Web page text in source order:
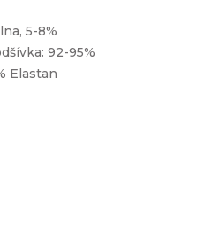
5-8%
92-95%
Elastan